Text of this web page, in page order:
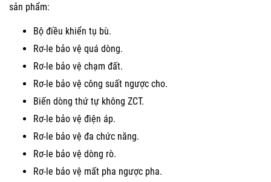
sản phẩm:
Bộ điều khiển tụ bù.
Rơ-le bảo vệ quá dòng.
Rơ-le bảo vệ chạm đất.
Rơ-le bảo vệ công suất ngược cho.
Biến dòng thứ tự không ZCT.
Rơ-le bảo vệ điện áp.
Rơ-le bảo vệ đa chức năng.
Rơ-le bảo vệ dòng rò.
Rơ-le bảo vệ mất pha ngược pha.